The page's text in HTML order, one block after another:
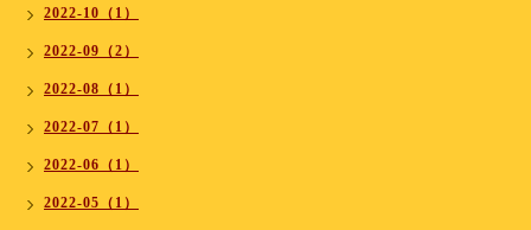
2022-10（1）
2022-09（2）
2022-08（1）
2022-07（1）
2022-06（1）
2022-05（1）